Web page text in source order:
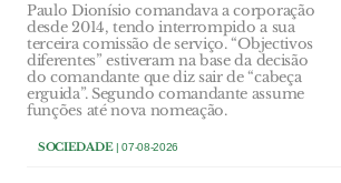
Paulo Dionísio comandava a corporação
desde 2014, tendo interrompido a sua
terceira comissão de serviço. “Objectivos
diferentes” estiveram na base da decisão
do comandante que diz sair de “cabeça
erguida”. Segundo comandante assume
funções até nova nomeação.
SOCIEDADE| 07-08-2026